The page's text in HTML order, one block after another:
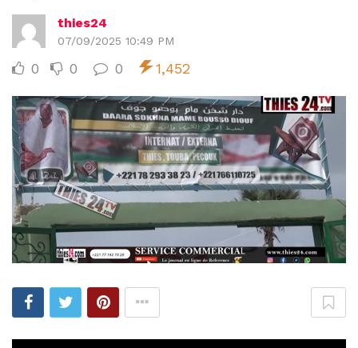
thies24
07/09/2025 10:49 PM
0 0 0 1,452